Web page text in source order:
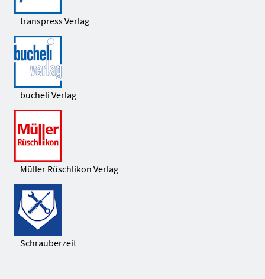
transpress Verlag
bucheli Verlag
Müller Rüschlikon Verlag
Schrauberzeit